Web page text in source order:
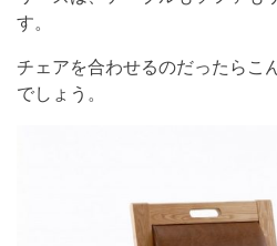
す。
チェアを合わせるのだったらこ
でしょう。